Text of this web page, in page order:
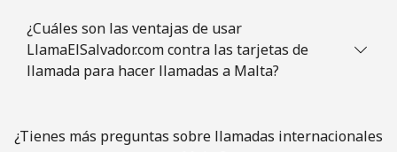
¿Cuáles son las ventajas de usar
LlamaElSalvador.com contra las tarjetas de
llamada para hacer llamadas a Malta?
¿Tienes más preguntas sobre llamadas internacionales